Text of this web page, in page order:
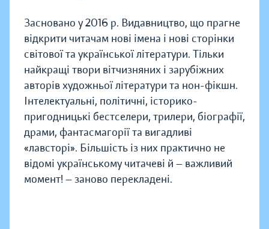
Засновано у 2016 р. Видавництво, що прагне
відкрити читачам нові імена і нові сторінки
світової та української літератури. Тільки
найкращі твори вітчизняних і зарубіжних
авторів художньої літератури та нон-фікшн.
Інтелектуальні, політичні, історико-
пригодницькі бестселери, трилери, біографії,
драми, фантасмагорії та вигадливі
«лавсторі». Більшість із них практично не
відомі українському читачеві й — важливий
момент! — заново перекладені.